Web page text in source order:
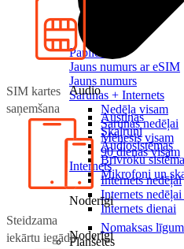
Papildināt
Jauns numurs ar eSIM
Jauns numurs
Sarunas + Internets
Nedēļa visam
Sarunas nedēļai
Mēnesis visam
90 dienas visam
Internets
Internets nedēļai
Internets
Internets dienai
Noderīgi
Audio
Austiņas
Skaļruņi
Audiosistēmas
Brīvroku
Mikrofoni un
Noderīgi
Nomaksas
Planšetes
SIM kartes
saņemšana
Steidzama
iekārtu iegāde